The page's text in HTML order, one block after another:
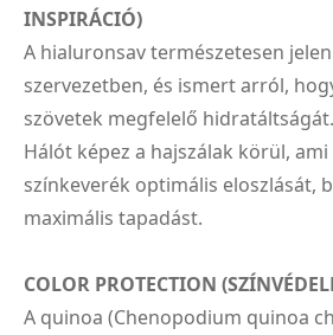
INSPIRÁCIÓ)
A hialuronsav természetesen
szervezetben, és ismert arról,
szövetek megfelelő hidratáltságát.
Hálót képez a hajszálak körül,
színkeverék optimális eloszlását,
maximális tapadást.
COLOR PROTECTION
A quinoa (Chenopodium quinoa